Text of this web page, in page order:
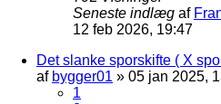
Seneste indlæg af
12 feb 2026, 19:47
Det slanke sporskifte ( X
af bygger01 » 05 jan 2025,
1